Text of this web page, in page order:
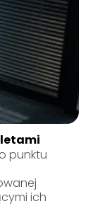
punktu
ich